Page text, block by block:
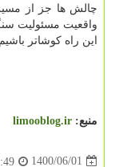
چالش ها جز از
واقعیت مسئولیت
این راه کوشاتر
منبع: limooblog.ir
1400/06/01